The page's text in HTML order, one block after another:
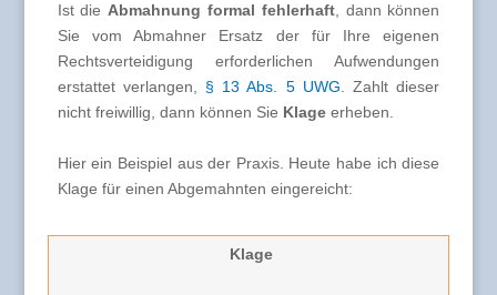
Ist dieAbmahnung formal fehlerhaft, dann können
Sie vom Abmahner Ersatz der für Ihre eigenen
Rechtsverteidigung erforderlichen Aufwendungen
erstattet verlangen, § 13 Abs. 5 UWG. Zahlt dieser
nicht freiwillig, dann können Sie Klageerheben.
Hier ein Beispiel aus der Praxis. Heute habe ich diese
Klage für einen Abgemahnten eingereicht:
Klage